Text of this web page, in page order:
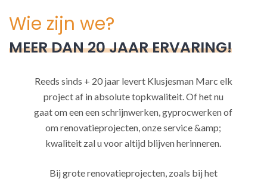
Wie zijn we?
MEER DAN 20 JAAR ERVARING!
Reeds sinds + 20 jaar levert Klusjesman Marc elk
project af in absolute topkwaliteit. Of het nu
gaat om een een schrijnwerken, gyprocwerken of
om renovatieprojecten, onze service &amp;
kwaliteit zal u voor altijd blijven herinneren.
Bij grote renovatieprojecten, zoals bij het